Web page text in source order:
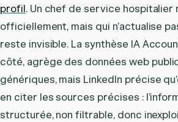
profil. Un chef de service hospitalier
officiellement, mais qui n’actualise
reste invisible. La synthèse IA
côté, agrège des données web
génériques, mais LinkedIn précise
en citer les sources précises :
structurée, non filtrable, donc